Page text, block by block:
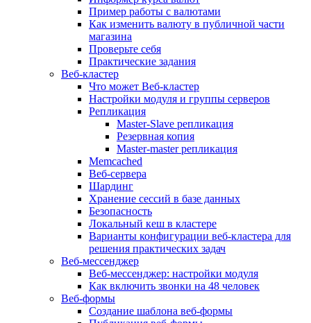
Пример работы с валютами
Как изменить валюту в публичной части
магазина
Проверьте себя
Практические задания
Веб-кластер
Что может Веб-кластер
Настройки модуля и группы серверов
Репликация
Master-Slave репликация
Резервная копия
Master-master репликация
Memcached
Веб-сервера
Шардинг
Хранение сессий в базе данных
Безопасность
Локальный кеш в кластере
Варианты конфигурации веб-кластера для
решения практических задач
Веб-мессенджер
Веб-мессенджер: настройки модуля
Как включить звонки на 48 человек
Веб-формы
Создание шаблона веб-формы